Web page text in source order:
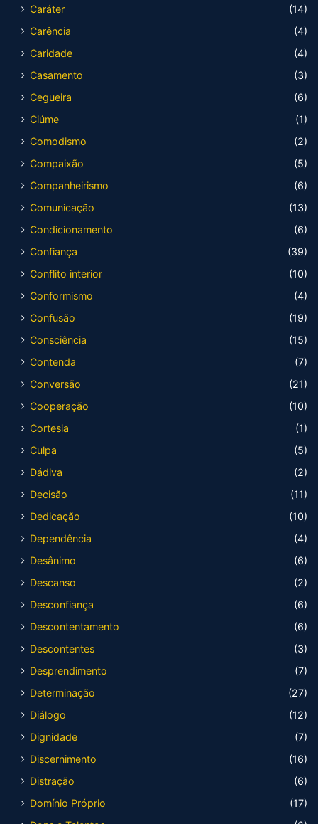
Caráter
(14)
Carência
(4)
Caridade
(4)
Casamento
(3)
Cegueira
(6)
Ciúme
(1)
Comodismo
(2)
Compaixão
(5)
Companheirismo
(6)
Comunicação
(13)
Condicionamento
(6)
Confiança
(39)
Conflito interior
(10)
Conformismo
(4)
Confusão
(19)
Consciência
(15)
Contenda
(7)
Conversão
(21)
Cooperação
(10)
Cortesia
(1)
Culpa
(5)
Dádiva
(2)
Decisão
(11)
Dedicação
(10)
Dependência
(4)
Desânimo
(6)
Descanso
(2)
Desconfiança
(6)
Descontentamento
(6)
Descontentes
(3)
Desprendimento
(7)
Determinação
(27)
Diálogo
(12)
Dignidade
(7)
Discernimento
(16)
Distração
(6)
Domínio Próprio
(17)